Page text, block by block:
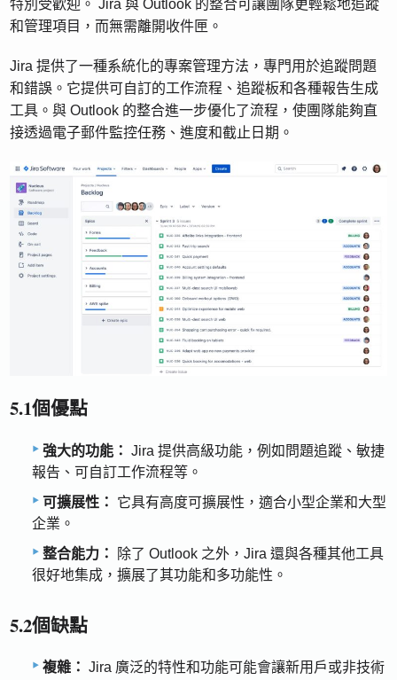
特別受歡迎。 Jira 與 Outlook 的整合可讓團隊更輕鬆地追蹤
和管理項目，而無需離開收件匣。
Jira 提供了一種系統化的專案管理方法，專門用於追蹤問題
和錯誤。它提供可自訂的工作流程、追蹤板和各種報告生成
工具。與 Outlook 的整合進一步優化了流程，使團隊能夠直
接透過電子郵件監控任務、進度和截止日期。
5.1個優點
強大的功能： Jira 提供高級功能，例如問題追蹤、敏捷
報告、可自訂工作流程等。
可擴展性：
它具有高度可擴展性，適合小型企業和大型
企業。
整合能力：
除了 Outlook 之外，Jira 還與各種其他工具
很好地集成，擴展了其功能和多功能性。
5.2個缺點
複雜： Jira 廣泛的特性和功能可能會讓新用戶或非技術